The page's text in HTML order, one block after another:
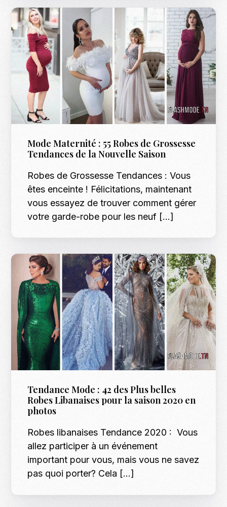
Mode Maternité : 55 Robes de Grossesse
Tendances de la Nouvelle Saison
Robes de Grossesse Tendances : Vous
êtes enceinte ! Félicitations, maintenant
vous essayez de trouver comment gérer
votre garde-robe pour les neuf […]
Tendance Mode : 42 des Plus belles
Robes Libanaises pour la saison 2020 en
photos
Robes libanaises Tendance 2020 : Vous
allez participer à un événement
important pour vous, mais vous ne savez
pas quoi porter? Cela […]